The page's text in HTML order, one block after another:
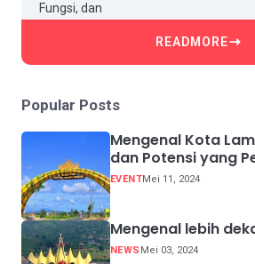
READMORE
Popular Posts
Mengenal Kota
dan Potensi yang
EVENTMei 11, 2024
Mengenal lebih
NEWS Mei 03, 2024